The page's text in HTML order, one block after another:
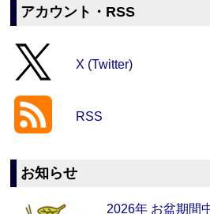
アカウント・RSS
X (Twitter)
RSS
お知らせ
2026年 お盆期間